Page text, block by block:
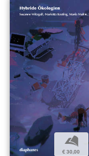
b
€ 30,00